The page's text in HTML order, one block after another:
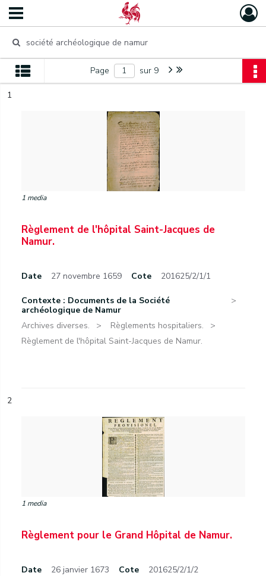
Page sur 9
1
1 media
Règlement de l'hôpital Saint-Jacques de
Namur.
Date 27 novembre 1659 Cote 201625/2/1/1
Contexte : Documents de la Société
archéologique de Namur
Archives diverses.
Règlements hospitaliers.
Règlement de l'hôpital Saint-Jacques de Namur.
2
1 media
Règlement pour le Grand Hôpital de Namur.
Date 26 janvier 1673 Cote 201625/2/1/2